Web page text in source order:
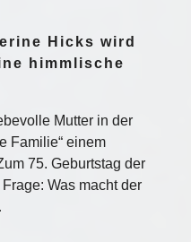
Hicks wird
himmlische
Mutter in der
Familie“ einem
75. Geburtstag der
Was macht der